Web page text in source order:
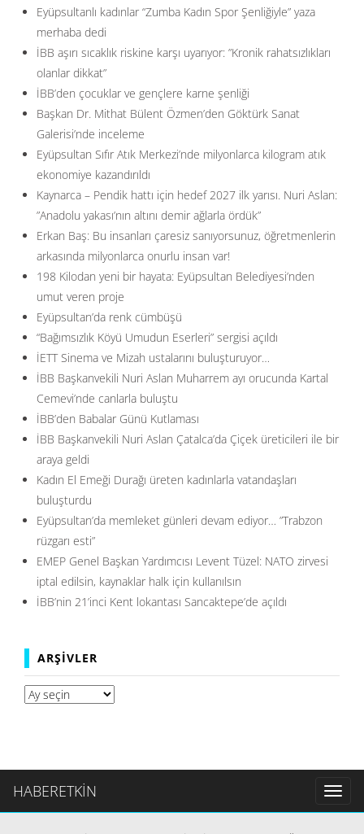
Eyüpsultanlı kadınlar “Zumba Kadın Spor Şenliğiyle” yaza
merhaba dedi
İBB aşırı sıcaklık riskine karşı uyarıyor: ”Kronik rahatsızlıkları
olanlar dikkat”
İBB’den çocuklar ve gençlere karne şenliği
Başkan Dr. Mithat Bülent Özmen’den Göktürk Sanat
Galerisi’nde inceleme
Eyüpsultan Sıfır Atık Merkezi’nde milyonlarca kilogram atık
ekonomiye kazandırıldı
Kaynarca – Pendik hattı için hedef 2027 ilk yarısı. Nuri Aslan:
”Anadolu yakası’nın altını demir ağlarla ördük”
Erkan Baş: Bu insanları çaresiz sanıyorsunuz, öğretmenlerin
arkasında milyonlarca onurlu insan var!
198 Kilodan yeni bir hayata: Eyüpsultan Belediyesi’nden
umut veren proje
Eyüpsultan’da renk cümbüşü
“Bağımsızlık Köyü Umudun Eserleri” sergisi açıldı
İETT Sinema ve Mizah ustalarını buluşturuyor…
İBB Başkanvekili Nuri Aslan Muharrem ayı orucunda Kartal
Cemevi’nde canlarla buluştu
İBB’den Babalar Günü Kutlaması
İBB Başkanvekili Nuri Aslan Çatalca’da Çiçek üreticileri ile bir
araya geldi
Kadın El Emeği Durağı üreten kadınlarla vatandaşları
buluşturdu
Eyüpsultan’da memleket günleri devam ediyor… ”Trabzon
rüzgarı esti”
EMEP Genel Başkan Yardımcısı Levent Tüzel: NATO zirvesi
iptal edilsin, kaynaklar halk için kullanılsın
İBB’nin 21’inci Kent lokantası Sancaktepe’de açıldı
ARŞIVLER
Arşivler
HABERETKİN
Toggle